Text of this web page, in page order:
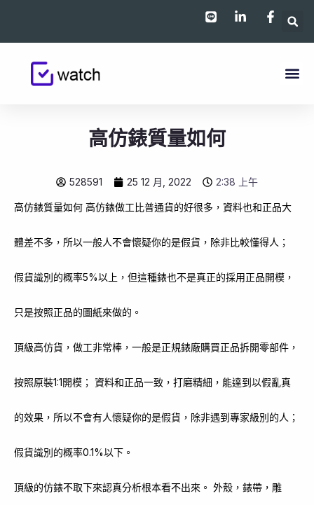
高仿錶質量如何
528591 25 12 月, 2022 2:38 上午
高仿錶質量如何 高仿錶做工比普通貨的好很多，資料也和正品大
體差不多，所以一般人不會懷疑你的是假貨，除非比較懂得人；
假貨識別的概率5%以上，但這種錶也不是真正的採用正品開模，
只是按照正品的圖紙來做的。
頂級高仿貨，做工非常棒，一般是正規錶廠購買正品拆開零部件，
按照原裝1:1開模； 資料和正品一致，打磨精細，能達到以假亂真
的效果，所以不會有人懷疑你的是假貨，除非遇到專家級別的人；
假貨識別的概率0.1%以下。
頂級的仿錶不取下來認真分析根本看不出來。 外殼，錶帶，雕